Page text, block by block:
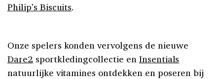
Philip’s Biscuits.
Onze spelers konden vervolgens de nieuwe
Dare2 sportkledingcollectie en Insentials
natuurlijke vitamines ontdekken en poseren bij